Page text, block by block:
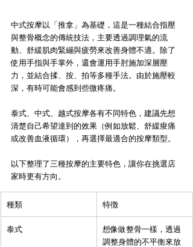
中式按摩以「推拿」為基礎，這是一種結合指壓
與整骨概念的傳統技法，主要透過調理氣的流
動、舒緩肌肉緊繃與疲勞來改善身體不適。除了
使用手指與手掌外，還會運用手肘施加深層壓
力，並結合揉、按、拍等多種手法。由於施壓較
深，有時可能會感到些微疼痛。
泰式、中式、越式按摩各有不同特色，建議先想
清楚自己希望達到的效果（例如放鬆、舒緩痠痛
或改善血液循環），再選擇最適合的按摩類型。
以下整理了三種按摩的主要特色，讓你在挑選店
家時更有方向。
種類 特徴
泰式
想像做整骨一樣，透過
調整身體的不平衡來放